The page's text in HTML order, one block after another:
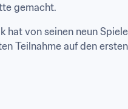
gemacht.
hat von seinen neun
Teilnahme auf den